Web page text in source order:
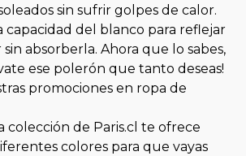
sin sufrir golpes de calor.
capacidad del blanco para reflejar
sin absorberla. Ahora que lo sabes,
ese polerón que tanto deseas!
promociones en ropa de
colección de Paris.cl te ofrece
colores para que vayas